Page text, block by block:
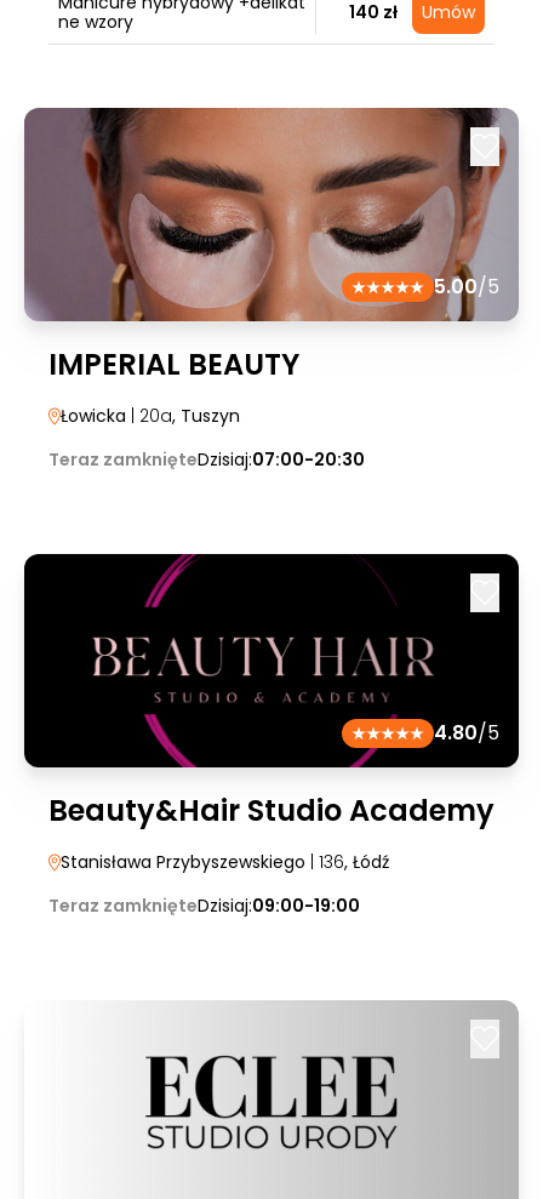
ne wzory
140 zł Umów
5.00/5
IMPERIAL BEAUTY
Łowicka | 20a, Tuszyn
Teraz zamknięteDzisiaj:07:00-20:30
4.80/5
Beauty&Hair Studio Academy
Stanisława Przybyszewskiego | 136, Łódź
Teraz zamknięteDzisiaj:09:00-19:00